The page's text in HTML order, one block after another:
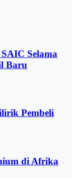
Selama
Baru
Pembeli
di Afrika